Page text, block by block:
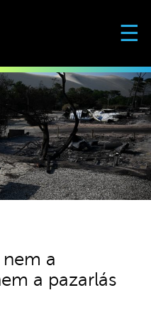
☰
a
a pazarlás